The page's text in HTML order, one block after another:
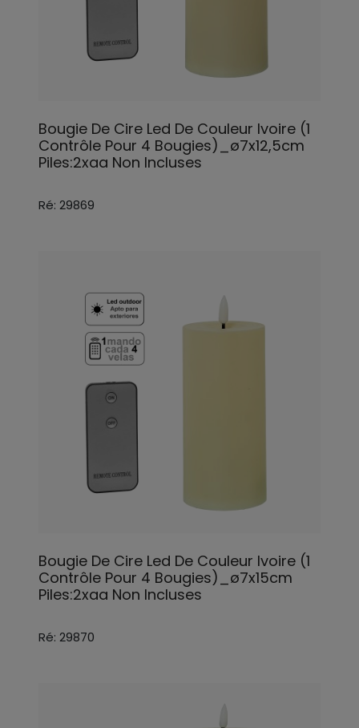
Bougie De Cire Led De Couleur Ivoire (1
Contrôle Pour 4 Bougies)_ø7x12,5cm
Piles:2xaa Non Incluses
Ré: 29869
Bougie De Cire Led De Couleur Ivoire (1
Contrôle Pour 4 Bougies)_ø7x15cm
Piles:2xaa Non Incluses
Ré: 29870